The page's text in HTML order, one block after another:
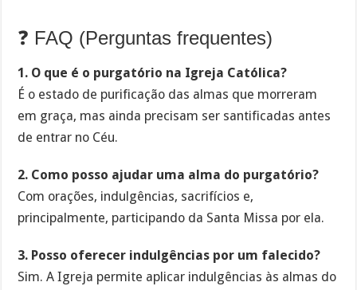
❓ FAQ (Perguntas frequentes)
1. O que é o purgatório na Igreja Católica?
É o estado de purificação das almas que morreram
em graça, mas ainda precisam ser santificadas antes
de entrar no Céu.
2. Como posso ajudar uma alma do purgatório?
Com orações, indulgências, sacrifícios e,
principalmente, participando da Santa Missa por ela.
3. Posso oferecer indulgências por um falecido?
Sim. A Igreja permite aplicar indulgências às almas do